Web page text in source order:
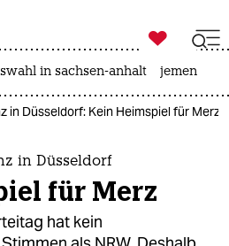
zahl ich
ich

taz zahl ich
in sachsen-anhalt jemen
in Düsseldorf: Kein Heimspiel für Merz
in Düsseldorf
für Merz
hat kein